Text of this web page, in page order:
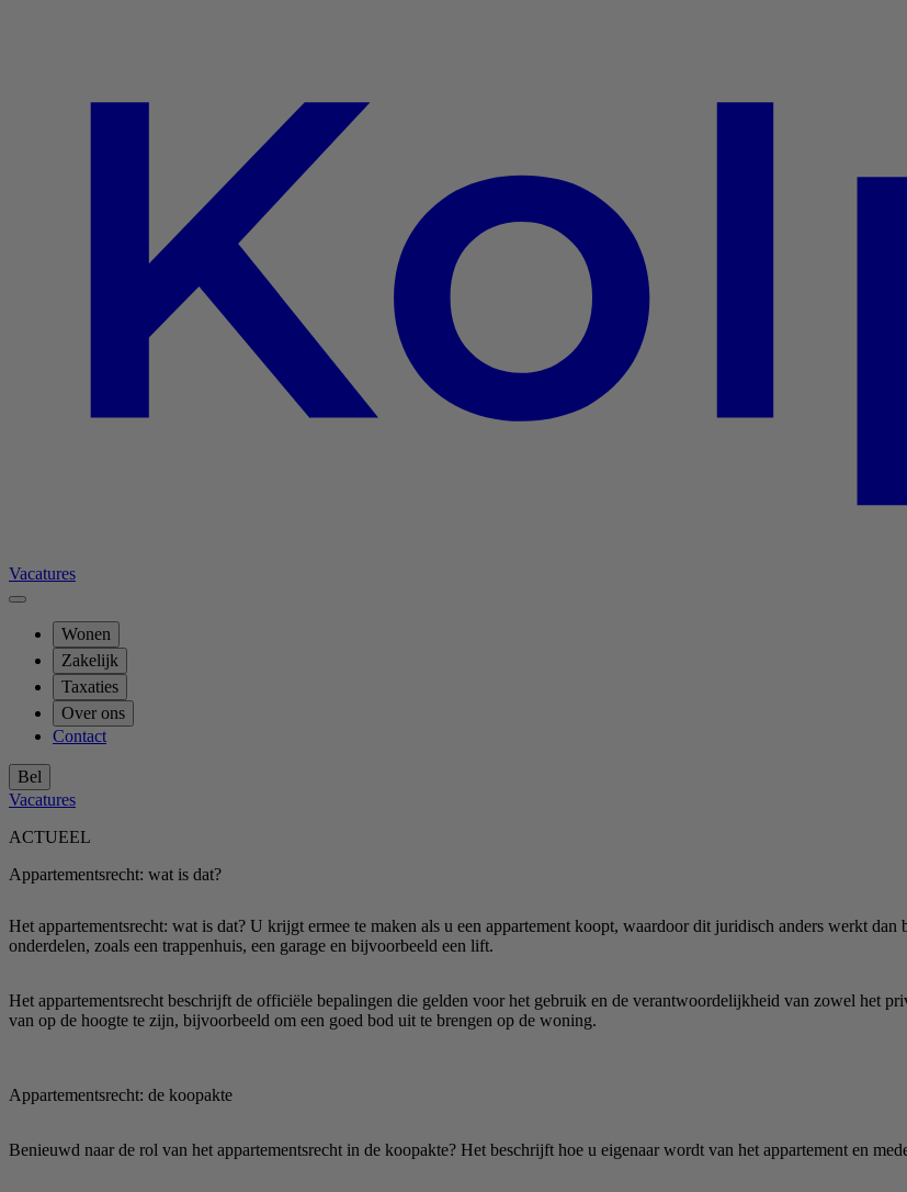
Vacatures
Wonen
Zakelijk
Taxaties
Over ons
Contact
Bel
Vacatures
ACTUEEL
Appartementsrecht: wat is dat?
Het appartementsrecht: wat is dat? U krijgt ermee te maken als u een appartement koopt, waardoor dit juridisch anders werkt
onderdelen, zoals een trappenhuis, een garage en bijvoorbeeld een lift.
Het appartementsrecht beschrijft de officiële bepalingen die gelden voor het gebruik en de verantwoordelijkheid van zowel het
van op de hoogte te zijn, bijvoorbeeld om een goed bod uit te brengen op de woning.
Appartementsrecht: de koopakte
Benieuwd naar de rol van het appartementsrecht in de koopakte? Het beschrijft hoe u eigenaar wordt van het appartement en